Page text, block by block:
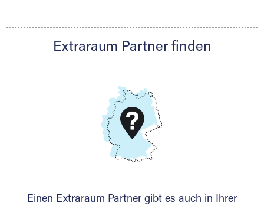
Rücksicht auf individuelle Kundenwünsche
DAS KÖNNEN WIR
Wir können Ihnen nach Ihrem Platzbedarf und dem
Lagerlösungen sind möglich.
Extraraum Partner finden
Einen Extraraum Partner gibt es auch in Ihrer